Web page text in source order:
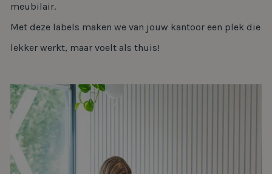
meubilair.
Met deze labels maken we van jouw kantoor een plek die
lekker werkt, maar voelt als thuis!